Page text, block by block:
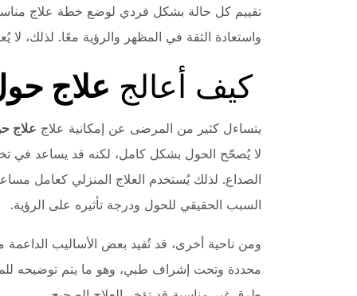
تقييم كل حالة بشكل فردي لوضع خطة علاج
واستعادة الثقة في المظهر والرؤية معًا. لذلك، لا
كيف أعالج علاج
يتساءل كثير من المرضى عن إمكانية علاج علاج
لا يُصحّح الحول بشكل كامل، لكنه قد يساعد في
الصداع. لذلك يُستخدم العلاج المنزلي كعامل
السبب الحقيقي للحول ودرجة تأثيره على الرؤية.
ومن ناحية أخرى، قد تُفيد بعض الأساليب
محددة وتحت إشراف طبي، وهو ما يتم توضيحه